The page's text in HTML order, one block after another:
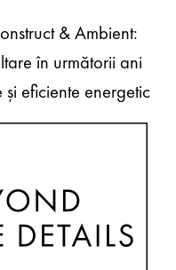
& Ambient:
în următorii ani
eficiente energetic